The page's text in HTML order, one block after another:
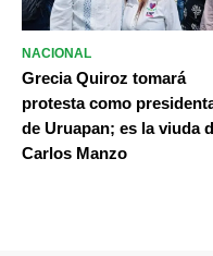
NACIONAL
Grecia Quiroz tomará
protesta como
de Uruapan; es la viuda
Carlos Manzo